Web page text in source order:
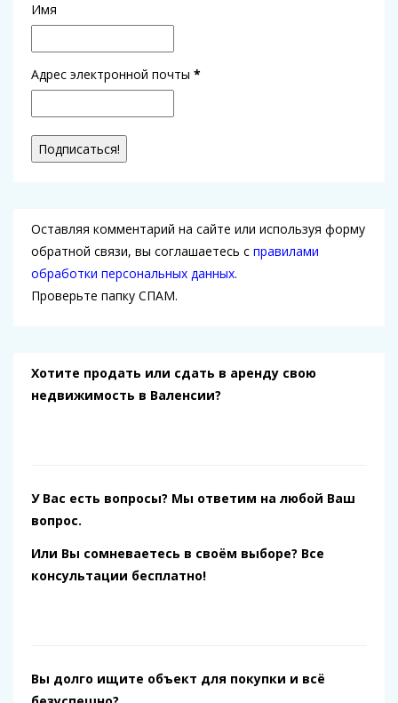
Имя
Адрес электронной почты *
Оставляя комментарий на сайте или используя форму
обратной связи, вы соглашаетесь с правилами
обработки персональных данных.
Проверьте папку СПАМ.
Хотите продать или сдать в аренду свою
недвижимость в Валенсии?
У Вас есть вопросы? Мы ответим на любой Ваш
вопрос.
Или Вы сомневаетесь в своём выборе? Все
консультации бесплатно!
Вы долго ищите объект для покупки и всё